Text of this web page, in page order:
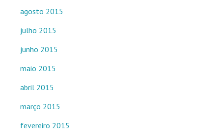
agosto 2015
julho 2015
junho 2015
maio 2015
abril 2015
março 2015
fevereiro 2015